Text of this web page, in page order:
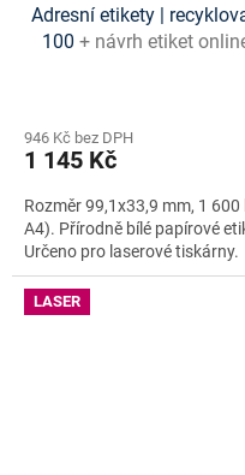
Adresní etikety |
100 + návrh etiket
946 Kč bez DPH
1 145 Kč
Rozměr 99,1x33,9 mm, 1
A4). Přírodně bílé papírové
Určeno pro laserové tiskárny.
LASER